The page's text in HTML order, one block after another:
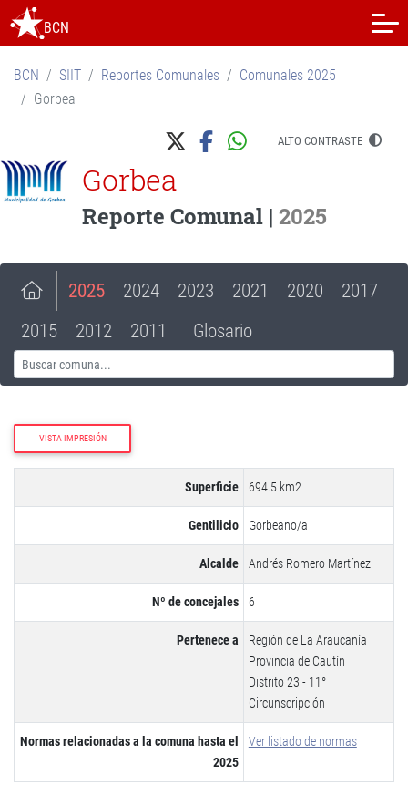
BCN
BCN SIIT Reportes Comunales
Comunales 2025
Gorbea
ALTO CONTRASTE
Gorbea
Reporte Comunal | 2025
2025 2024 2023 2021 2020
2017
2015
2012 2011 Glosario
VISTA IMPRESIÓN
Superficie 694.5 km2
Gentilicio Gorbeano/a
Alcalde Andrés Romero Martínez
Nº de concejales 6
Pertenece a
Región de La Araucanía
Provincia de Cautín
Distrito 23 - 11°
Circunscripción
Normas relacionadas a la comuna hasta el
2025
Ver listado de normas